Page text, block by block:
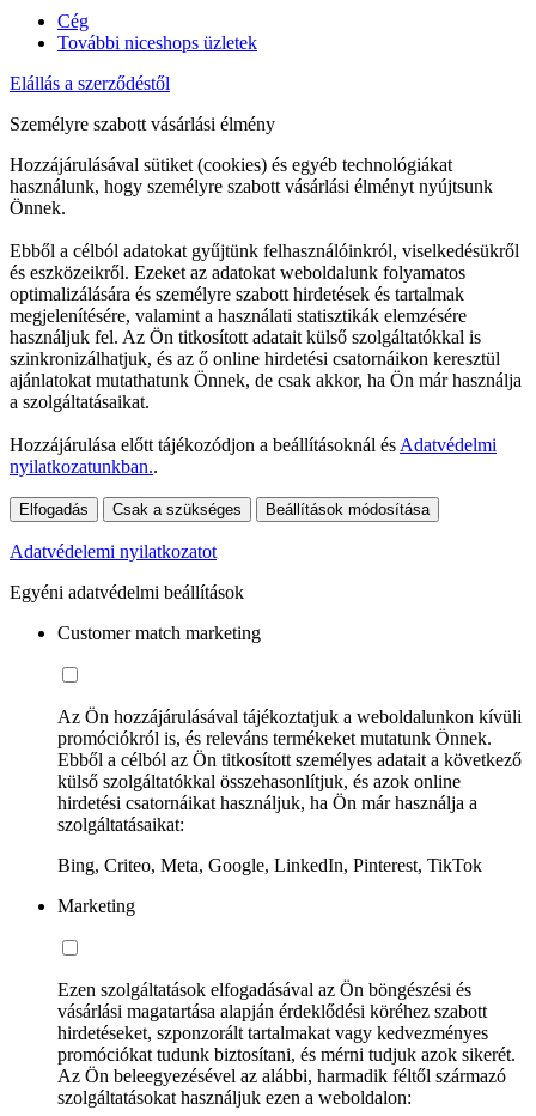
Cég
További niceshops üzletek
Elállás a szerződéstől
Személyre szabott vásárlási élmény
Hozzájárulásával sütiket (cookies) és egyéb technológiákat
használunk, hogy személyre szabott vásárlási élményt nyújtsunk
Önnek.
Ebből a célból adatokat gyűjtünk felhasználóinkról, viselkedésükről
és eszközeikről. Ezeket az adatokat weboldalunk folyamatos
optimalizálására és személyre szabott hirdetések és tartalmak
megjelenítésére, valamint a használati statisztikák elemzésére
használjuk fel. Az Ön titkosított adatait külső szolgáltatókkal is
szinkronizálhatjuk, és az ő online hirdetési csatornáikon keresztül
ajánlatokat mutathatunk Önnek, de csak akkor, ha Ön már használja
a szolgáltatásaikat.
Hozzájárulása előtt tájékozódjon a beállításoknál és Adatvédelmi
nyilatkozatunkban..
Elfogadás Csak a szükséges Beállítások módosítása
Adatvédelemi nyilatkozatot
Egyéni adatvédelmi beállítások
Customer match marketing
Az Ön hozzájárulásával tájékoztatjuk a weboldalunkon kívüli
promóciókról is, és releváns termékeket mutatunk Önnek.
Ebből a célból az Ön titkosított személyes adatait a következő
külső szolgáltatókkal összehasonlítjuk, és azok online
hirdetési csatornáikat használjuk, ha Ön már használja a
szolgáltatásaikat:
Bing, Criteo, Meta, Google, LinkedIn, Pinterest, TikTok
Marketing
Ezen szolgáltatások elfogadásával az Ön böngészési és
vásárlási magatartása alapján érdeklődési köréhez szabott
hirdetéseket, szponzorált tartalmakat vagy kedvezményes
promóciókat tudunk biztosítani, és mérni tudjuk azok sikerét.
Az Ön beleegyezésével az alábbi, harmadik féltől származó
szolgáltatásokat használjuk ezen a weboldalon: